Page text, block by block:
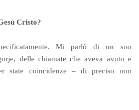
Cristo?
Mi parlò di un suo
delle chiamate che aveva avuto e
state coincidenze – di preciso non